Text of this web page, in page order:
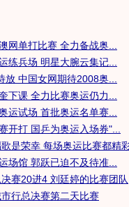
网单打比赛 全力备战奥...
练兵场 明星大腕云集记...
放 中国女网期待2008奥...
下课 全力比赛奥运仍力...
运试场 首批奥运名单赛...
开打 国乒为奥运入场券"...
是荣幸 每场奥运比赛都精
场馆 郭跃已迫不及待准...
赛20进4 刘廷婷的比赛团队
行总决赛第二天比赛